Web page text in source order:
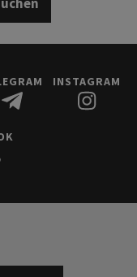
INSTAGRAM